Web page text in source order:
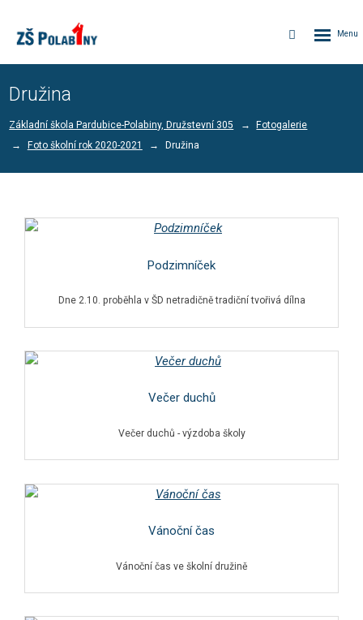
Vyhledávání
Družina
Základní škola Pardubice-Polabiny, Družstevní 305
Fotogalerie
Foto školní rok 2020-2021
Družina
Podzimníček
Dne 2.10. proběhla v ŠD netradičně tradiční tvořivá dílna
Večer duchů
Večer duchů - výzdoba školy
Vánoční čas
Vánoční čas ve školní družině